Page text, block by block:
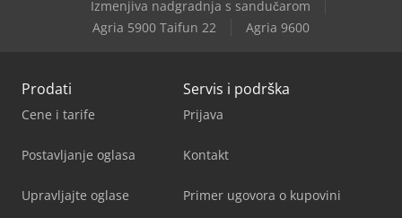
Izmenjiva nadgradnja s sandučarom
Agria 5900 Taifun 22
Agria 9600
Prodati
Cene i tarife
Postavljanje oglasa
Upravljajte oglase
Servis i podrška
Prijava
Kontakt
Primer ugovora o kupovini